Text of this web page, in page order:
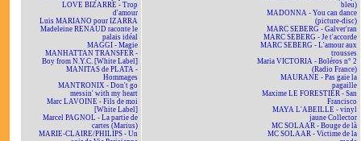
LOVE BIZARRE - Trop
d'amour
Luis MARIANO pour IZARRA
Madeleine RENAUD raconte le
palais idéal
MAGGI - Magie
MANHATTAN TRANSFER -
Boy from N.Y.C. [White Label]
MANITAS de PLATA -
Hommages
MANTRONIX - Don't go
messin' with my heart
Marc LAVOINE - Fils de moi
[White Label]
Marcel PAGNOL - La partie de
cartes (Marius)
MARIE-CLAIRE/PHILIPS - Un
bleu)
MADONNA - You can dance
(picture-disc)
MARC SEBERG - Galver'ran
MARC SEBERG - Je t'accorde
MARC SEBERG - L'amour aux
trousses
Maria VICTORIA - Boléros n° 2
(Radio France)
MAURANE - Pas gaie la
pagaille
Maxime LE FORESTIER - San
Francisco
MAYA L'ABEILLE - vinyl
jaune Collector
MC SOLAAR - Bouge de là
MC SOLAAR - Victime de la